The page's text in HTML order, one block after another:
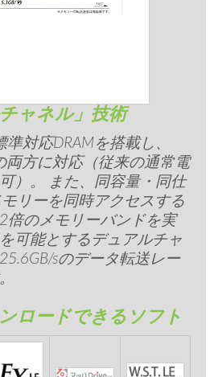
ャネル」技術
準対応DRAMを搭載し、
両方に対応（従来の通常電
）。 また、同容量・同仕
リーを同時アクセスする
倍のメモリーバンドを実
可能とするデュアルチャ
sのデータ転送レー
ロードできるソフト